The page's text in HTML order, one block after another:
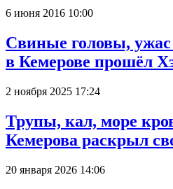
6 июня 2016 10:00
Свиные головы,
в Кемерове прошёл
2 ноября 2025 17:24
Трупы, кал, море
Кемерова раскрыл
20 января 2026 14:06